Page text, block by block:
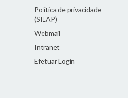
Política de privacidade
(SILAP)
Webmail
Intranet
Efetuar Login